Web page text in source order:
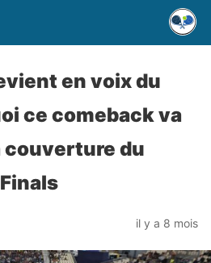
en voix du
ce comeback va
du
il y a 8 mois